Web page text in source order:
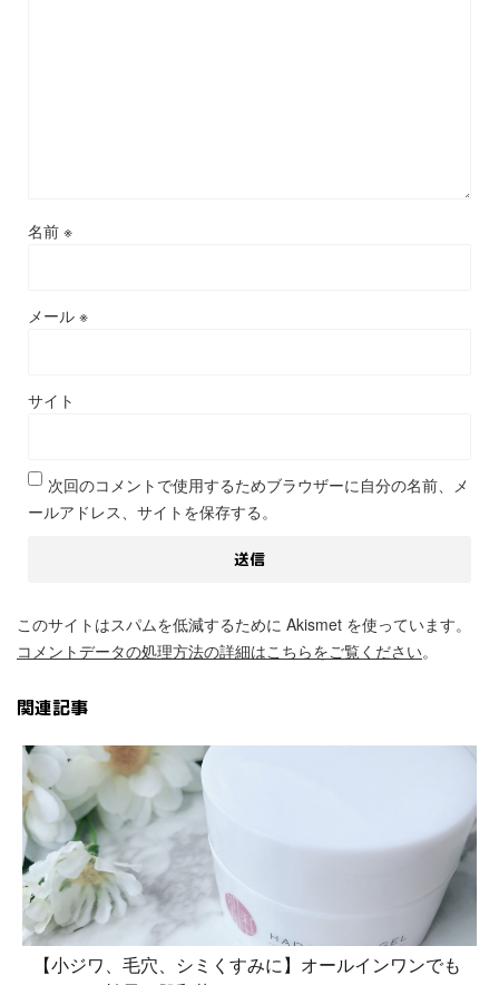
名前 ※
メール ※
サイト
次回のコメントで使用するためブラウザーに自分の名前、メ
ールアドレス、サイトを保存する。
このサイトはスパムを低減するために Akismet を使っています。
コメントデータの処理方法の詳細はこちらをご覧ください。
関連記事
【小ジワ、毛穴、シミくすみに】オールインワンでも